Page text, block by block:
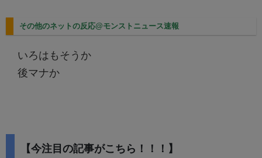
その他のネットの反応@モンストニュース速報
いろはもそうか
後マナか
【今注目の記事がこちら！！！】